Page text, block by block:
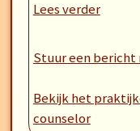
Ik ondersteun en
trauma's
Ik kan je helpen
en ondersteunen
Lees verder
Stuur een bericht
Bekijk het
counselor